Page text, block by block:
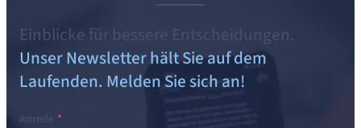
Einblicke für bessere Entscheidungen.
Unser Newsletter hält Sie auf dem
Laufenden. Melden Sie sich an!
Anrede